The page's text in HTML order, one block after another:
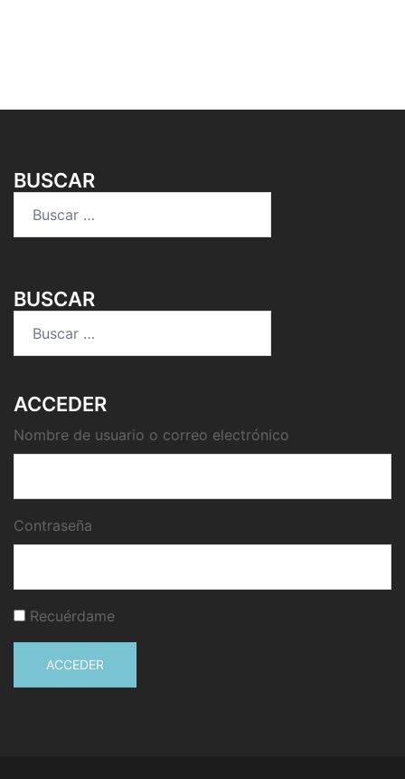
BUSCAR
BUSCAR
ACCEDER
Nombre de usuario o correo electrónico
Contraseña
Recuérdame
ACCEDER